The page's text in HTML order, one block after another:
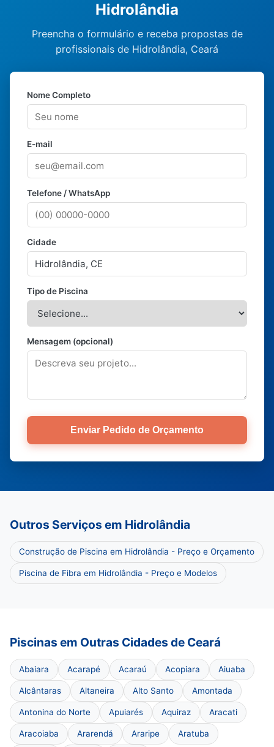
Hidrolândia
Preencha o formulário e receba propostas de
profissionais de Hidrolândia, Ceará
Nome Completo
E-mail
Telefone / WhatsApp
Cidade
Tipo de Piscina
Mensagem (opcional)
Enviar Pedido de Orçamento
Outros Serviços em Hidrolândia
Construção de Piscina em Hidrolândia - Preço e Orçamento
Piscina de Fibra em Hidrolândia - Preço e Modelos
Piscinas em Outras Cidades de Ceará
Abaiara Acarapé Acaraú Acopiara Aiuaba
Alcântaras Altaneira Alto Santo Amontada
Antonina do Norte Apuiarés Aquiraz Aracati
Aracoiaba Ararendá Araripe Aratuba